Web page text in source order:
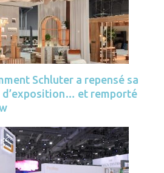
Schluter a repensé sa
d’exposition… et remporté